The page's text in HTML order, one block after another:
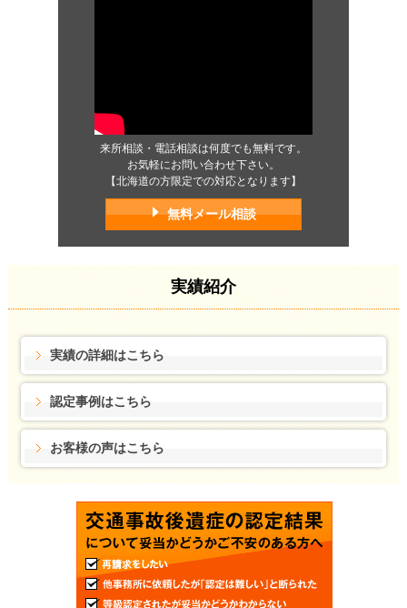
来所相談・電話相談は何度でも無料です。
お気軽にお問い合わせ下さい。
【北海道の方限定での対応となります】
無料メール相談
実績紹介
実績の詳細はこちら
認定事例はこちら
お客様の声はこちら